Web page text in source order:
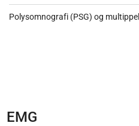
Polysomnografi (PSG) og
EMG